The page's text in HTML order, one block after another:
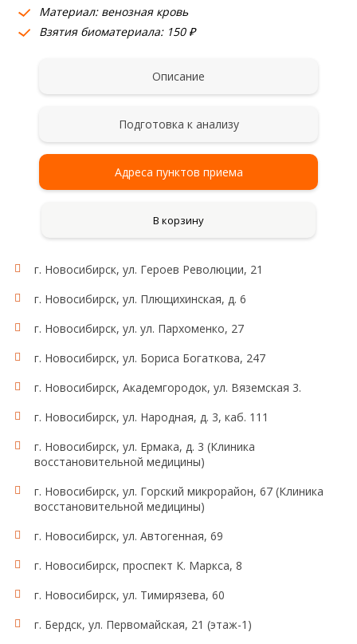
Где сдать
Материал: венозная кровь
Взятия биоматериала: 150 ₽
Описание
Подготовка к анализу
Адреса пунктов приема
В корзину
г. Новосибирск, ул. Героев Революции, 21
г. Новосибирск, ул. Плющихинская, д. 6
г. Новосибирск, ул. ул. Пархоменко, 27
г. Новосибирск, ул. Бориса Богаткова, 247
г. Новосибирск, Академгородок, ул. Вяземская 3.
г. Новосибирск, ул. Народная, д. 3, каб. 111
г. Новосибирск, ул. Ермака, д. 3 (Клиника
восстановительной медицины)
г. Новосибирск, ул. Горский микрорайон, 67 (Клиника
восстановительной медицины)
г. Новосибирск, ул. Автогенная, 69
г. Новосибирск, проспект К. Маркса, 8
г. Новосибирск, ул. Тимирязева, 60
г. Бердск, ул. Первомайская, 21 (этаж-1)